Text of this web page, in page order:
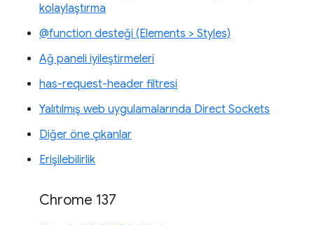
kolaylaştırma
@function desteği (Elements > Styles)
Ağ paneli iyileştirmeleri
has-request-header filtresi
Yalıtılmış web uygulamalarında Direct Sockets
Diğer öne çıkanlar
Erişilebilirlik
Chrome 137